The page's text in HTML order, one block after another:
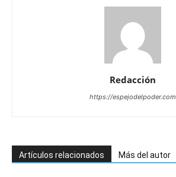
Redacción
https://espejodelpoder.com
Artículos relacionados Más del autor